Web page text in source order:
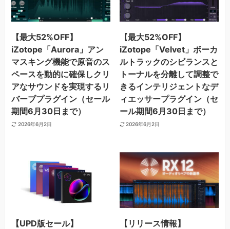
【最大52%OFF】
iZotope「Aurora」アン
マスキング機能で原音のス
ペースを動的に確保しクリ
アなサウンドを実現するリ
バーブプラグイン（セール
期間6月30日まで）
2026年6月2日
【最大52%OFF】
iZotope「Velvet」ボーカ
ルトラックのシビランスと
トーナルを分離して調整で
きるインテリジェントなデ
ィエッサープラグイン（セ
ール期間6月30日まで）
2026年6月2日
【UPD版セール】
【リリース情報】